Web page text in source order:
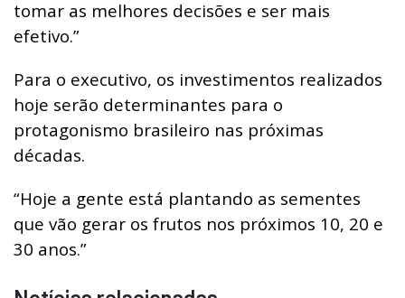
tomar as melhores decisões e ser mais
efetivo.”
Para o executivo, os investimentos realizados
hoje serão determinantes para o
protagonismo brasileiro nas próximas
décadas.
“Hoje a gente está plantando as sementes
que vão gerar os frutos nos próximos 10, 20 e
30 anos.”